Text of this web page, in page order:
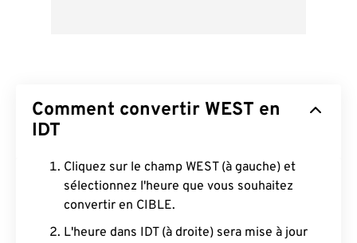
Comment convertir WEST en
IDT
Cliquez sur le champ WEST (à gauche) et
sélectionnez l'heure que vous souhaitez
convertir en CIBLE.
L'heure dans IDT (à droite) sera mise à jour